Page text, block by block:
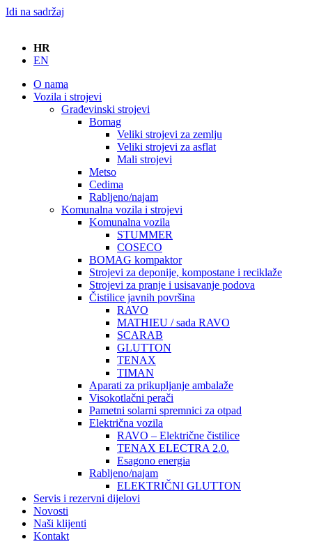
Idi na sadržaj
HR
EN
O nama
Vozila i strojevi
Građevinski strojevi
Bomag
Veliki strojevi za zemlju
Veliki strojevi za asflat
Mali strojevi
Metso
Cedima
Rabljeno/najam
Komunalna vozila i strojevi
Komunalna vozila
STUMMER
COSECO
BOMAG kompaktor
Strojevi za deponije, kompostane i reciklaže
Strojevi za pranje i usisavanje podova
Čistilice javnih površina
RAVO
MATHIEU / sada RAVO
SCARAB
GLUTTON
TENAX
TIMAN
Aparati za prikupljanje ambalaže
Visokotlačni perači
Pametni solarni spremnici za otpad
Električna vozila
RAVO – Električne čistilice
TENAX ELECTRA 2.0.
Esagono energia
Rabljeno/najam
ELEKTRIČNI GLUTTON
Servis i rezervni dijelovi
Novosti
Naši klijenti
Kontakt